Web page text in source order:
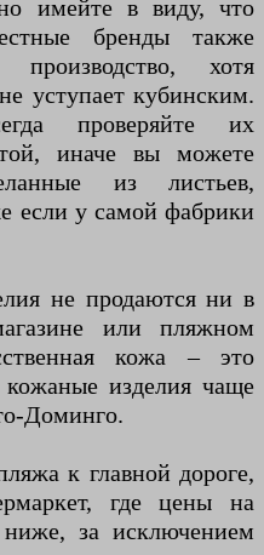
имейте в виду, что
бренды также
хотя
уступает кубинским.
проверяйте их
иначе вы можете
из листьев,
если у самой фабрики
не продаются ни в
или пляжном
кожа – это
изделия чаще
Доминго.
к главной дороге,
где цены на
за исключением